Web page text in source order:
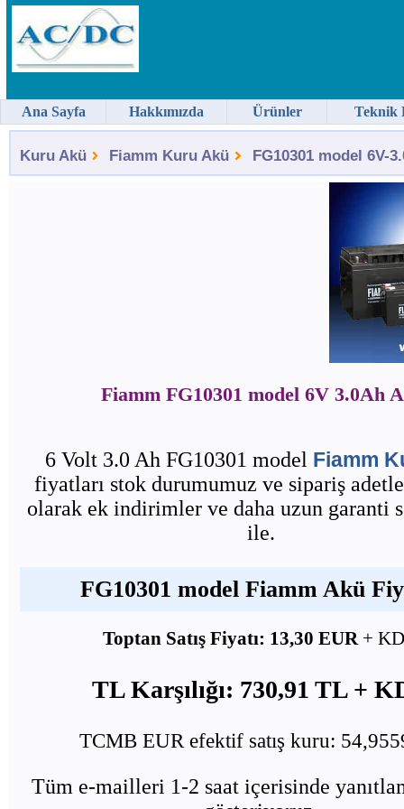
Kuru Akü Fiamm Kuru Akü FG10301 model 6V-
Fiamm FG10301 model 6V 3.0Ah
6 Volt 3.0 Ah FG10301 model Fiamm
fiyatları stok durumumuz ve sipariş
olarak ek indirimler ve daha uzun garanti
ile.
FG10301 model Fiamm Akü
Toptan Satış Fiyatı: 13,30 EUR +
TL Karşılığı: 730,91 TL +
TCMB EUR efektif satış kuru:
Tüm e-mailleri 1-2 saat içerisinde
Ana Sayfa Hakkımızda Ürünler Teknik